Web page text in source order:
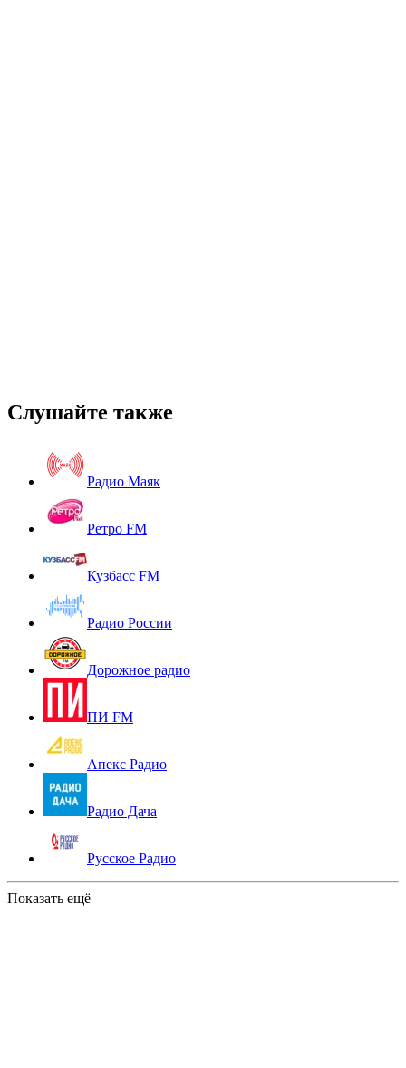
Слушайте также
Радио Маяк
Ретро FM
Кузбасс FM
Радио России
Дорожное радио
ПИ FM
Апекс Радио
Радио Дача
Русское Радио
Показать ещё